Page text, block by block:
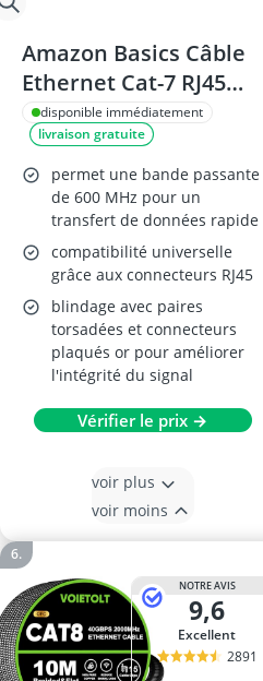
Amazon Basics Câble
Ethernet Cat-7 RJ45
15m Blanc
disponible immédiatement
livraison gratuite
permet une bande passante
de 600 MHz pour un
transfert de données rapide
compatibilité universelle
grâce aux connecteurs RJ45
blindage avec paires
torsadées et connecteurs
plaqués or pour améliorer
l'intégrité du signal
Vérifier le prix →
voir plus
voir moins
NOTRE AVIS
9,6
Excellent
2891